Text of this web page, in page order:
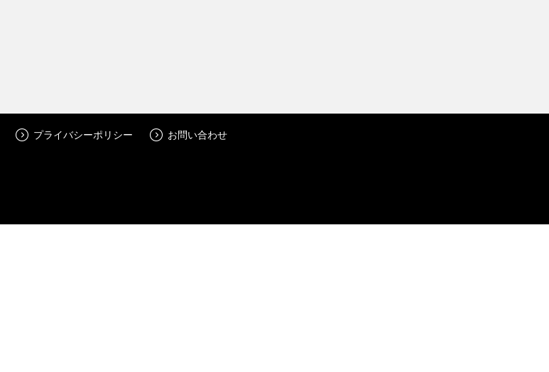
プライバシーポリシー お問い合わせ